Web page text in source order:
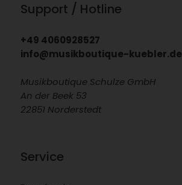
Support / Hotline
+49 4060928527
info@musikboutique-kuebler.de
Musikboutique Schulze GmbH
An der Beek 53
22851 Norderstedt
Service